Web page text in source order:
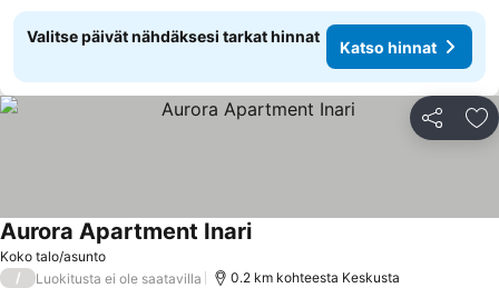
Valitse päivät nähdäksesi tarkat hinnat
Katso hinnat
Jaa
Koko talo/asunto
Aurora Apartment Inari
/ Luokitusta ei ole saatavilla 0.2 km kohteesta Keskusta